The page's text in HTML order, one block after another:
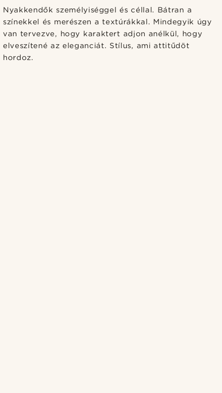
Nyakkendők személyiséggel és céllal. Bátran a
színekkel és merészen a textúrákkal. Mindegyik úgy
van tervezve, hogy karaktert adjon anélkül, hogy
elveszítené az eleganciát. Stílus, ami attitűdöt
hordoz.